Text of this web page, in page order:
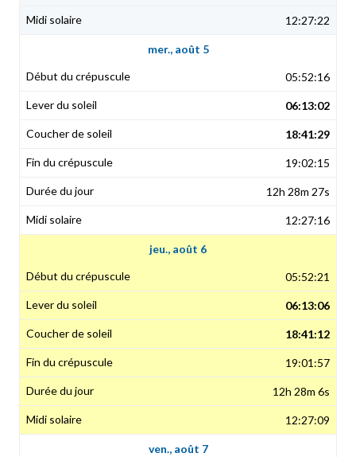
12:27:22
mer., août 5
05:52:16
06:13:02
18:41:29
19:02:15
12h 28m 27s
12:27:16
jeu., août 6
05:52:21
06:13:06
18:41:12
19:01:57
12h 28m 6s
12:27:09
ven., août 7